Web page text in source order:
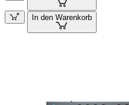
In den Warenkorb